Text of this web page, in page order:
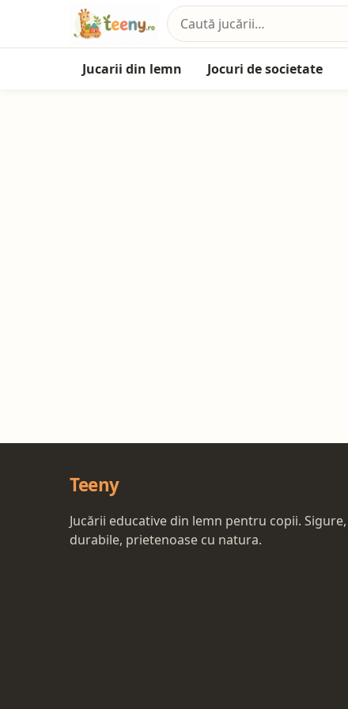
Jucarii din lemn Jocuri de societate
Teeny
Jucării educative din lemn pentru copii. Sigure,
durabile, prietenoase cu natura.